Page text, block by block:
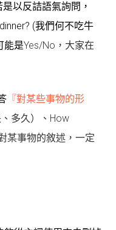
以反詰語氣詢問，
(我們何不吃牛
能是Yes/No，大家在
『對某些事物的形
多久）、How
某事物的敘述，一定